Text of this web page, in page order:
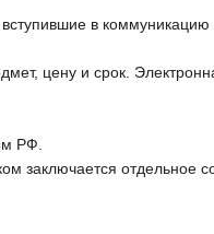
в
цену и срок.
РФ.
заключается отдельное